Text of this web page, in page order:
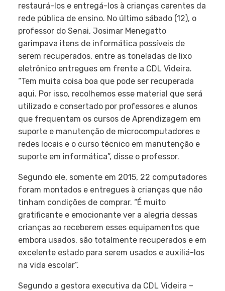
restaurá-los e entregá-los à crianças carentes da
rede pública de ensino. No último sábado (12), o
professor do Senai, Josimar Menegatto
garimpava itens de informática possíveis de
serem recuperados, entre as toneladas de lixo
eletrônico entregues em frente a CDL Videira.
“Tem muita coisa boa que pode ser recuperada
aqui. Por isso, recolhemos esse material que será
utilizado e consertado por professores e alunos
que frequentam os cursos de Aprendizagem em
suporte e manutenção de microcomputadores e
redes locais e o curso técnico em manutenção e
suporte em informática”, disse o professor.
Segundo ele, somente em 2015, 22 computadores
foram montados e entregues à crianças que não
tinham condições de comprar. “É muito
gratificante e emocionante ver a alegria dessas
crianças ao receberem esses equipamentos que
embora usados, são totalmente recuperados e em
excelente estado para serem usados e auxiliá-los
na vida escolar”.
Segundo a gestora executiva da CDL Videira –